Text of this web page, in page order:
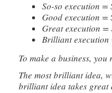
So-so execution =
Good execution =
Great execution =
Brilliant
To make a business,
The most brilliant idea,
brilliant idea takes great